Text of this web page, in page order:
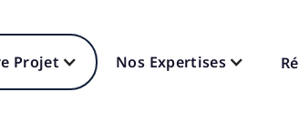
Projet Nos Expertises